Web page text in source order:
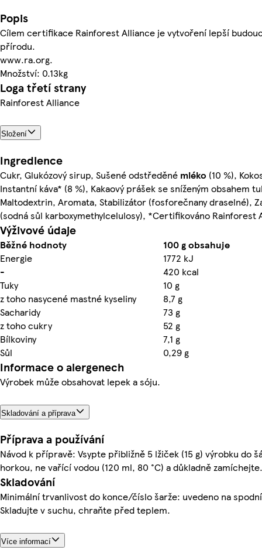
Popis
Cílem certifikace Rainforest Alliance je vytvoření lepší
přírodu.
www.ra.org.
Množství: 0.13kg
Loga třetí strany
Rainforest Alliance
Složení
Ingredience
Cukr, Glukózový sirup, Sušené odstředěné mléko (10 %),
Instantní káva* (8 %), Kakaový prášek se sníženým obsahem
Maltodextrin, Aromata, Stabilizátor (fosforečnany draselné),
(sodná sůl karboxymethylcelulosy), *Certifikováno Rainforest
Výživové údaje
Běžné hodnoty
100 g obsahuje
Energie
1772 kJ
-
420 kcal
Tuky
10 g
z toho nasycené mastné kyseliny
8,7 g
Sacharidy
73 g
z toho cukry
52 g
Bílkoviny
7,1 g
Sůl
0,29 g
Informace o alergenech
Výrobek může obsahovat lepek a sóju.
Skladování a příprava
Příprava a používání
Návod k přípravě: Vsypte přibližně 5 lžiček (15 g) výrobku do
horkou, ne vařící vodou (120 ml, 80 °C) a důkladně zamíchejte.
Skladování
Minimální trvanlivost do konce/číslo šarže: uvedeno na
Skladujte v suchu, chraňte před teplem.
Více informací